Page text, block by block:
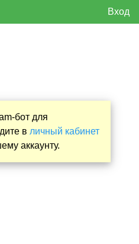
Вход
бот для
в личный кабинет
аккаунту.